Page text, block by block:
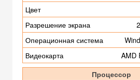
Цвет
Разрешение экрана
Операционная система
Видеокарта
AMD
Процессор